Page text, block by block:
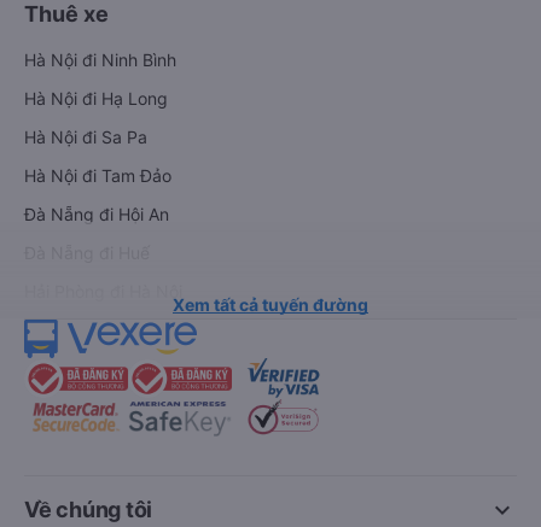
Thuê xe
Hà Nội đi Ninh Bình
Hà Nội đi Hạ Long
Hà Nội đi Sa Pa
Hà Nội đi Tam Đảo
Đà Nẵng đi Hội An
Xem tất cả tuyến đường
keyboard_arrow_down
Về chúng tôi